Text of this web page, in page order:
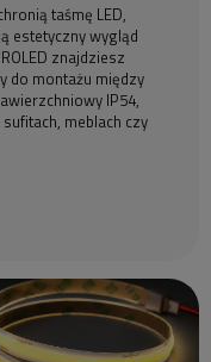
taśmę LED,
estetyczny wygląd
znajdziesz
do montażu między
IP54,
meblach czy